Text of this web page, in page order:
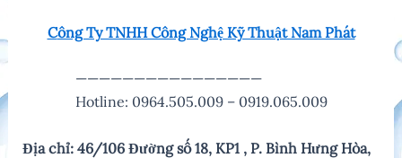
Công Ty TNHH Công Nghệ Kỹ Thuật Nam Phát
————————————————
Hotline: 0964.505.009 – 0919.065.009
Địa chỉ: 46/106 Đường số 18, KP1 , P. Bình Hưng Hòa,